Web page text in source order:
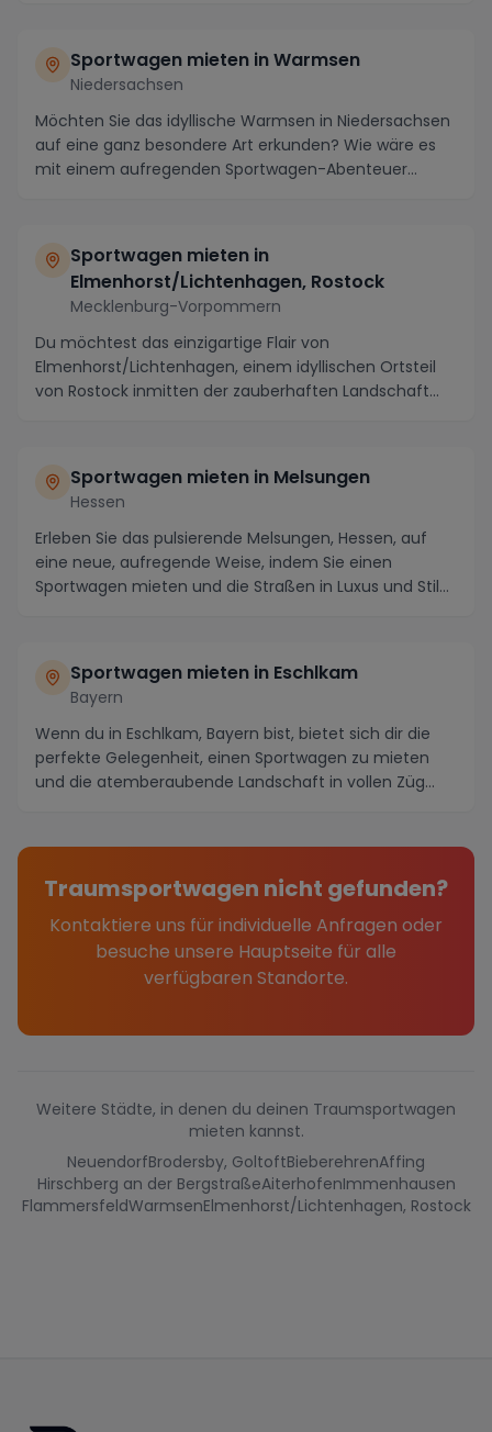
Sportwagen mieten in Warmsen
Niedersachsen
Möchten Sie das idyllische Warmsen in Niedersachsen
auf eine ganz besondere Art erkunden? Wie wäre es
mit einem aufregenden Sportwagen-Abenteuer
Sportwagen mieten in
Elmenhorst/Lichtenhagen, Rostock
Mecklenburg-Vorpommern
Du möchtest das einzigartige Flair von
Elmenhorst/Lichtenhagen, einem idyllischen Ortsteil
von Rostock inmitten der zauberhaften Landschaft
Sportwagen mieten in Melsungen
Hessen
Erleben Sie das pulsierende Melsungen, Hessen, auf
eine neue, aufregende Weise, indem Sie einen
Sportwagen mieten und die Straßen in Luxus und Stil
Sportwagen mieten in Eschlkam
Bayern
Wenn du in Eschlkam, Bayern bist, bietet sich dir die
perfekte Gelegenheit, einen Sportwagen zu mieten
und die atemberaubende Landschaft in vollen Züg...
Traumsportwagen nicht gefunden?
Kontaktiere uns für individuelle Anfragen oder
besuche unsere Hauptseite für alle
verfügbaren Standorte.
Weitere Städte, in denen du deinen Traumsportwagen
mieten kannst.
NeuendorfBrodersby, GoltoftBieberehrenAffing
Hirschberg an der BergstraßeAiterhofenImmenhausen
FlammersfeldWarmsenElmenhorst/Lichtenhagen, Rostock